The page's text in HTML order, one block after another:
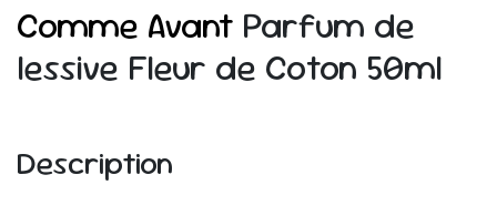
Comme Avant Parfum de
lessive Fleur de Coton 50ml
Description